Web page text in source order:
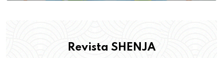
Revista SHENJA